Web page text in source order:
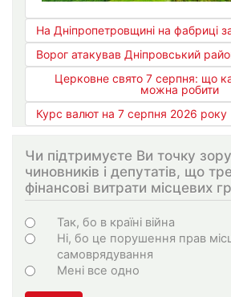
На Дніпропетровщині на фабриці
Ворог атакував Дніпровський
Церковне свято 7 серпня: що
можна робити
Курс валют на 7 серпня 2026 року
Чи підтримуєте Ви точку
чиновників і депутатів, що
фінансові витрати місцевих
Варіанти
Так, бо в країні війна
Ні, бо це порушення прав
самоврядування
Мені все одно